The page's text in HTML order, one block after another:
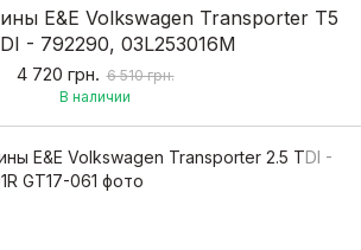
E&E Volkswagen Transporter T5
- 792290, 03L253016M
4 720 грн. 6 510 грн.
В наличии